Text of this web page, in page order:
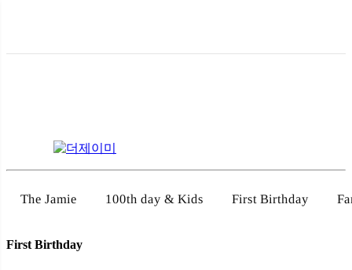
The Jamie 100th day & Kids First Birthday
First Birthday